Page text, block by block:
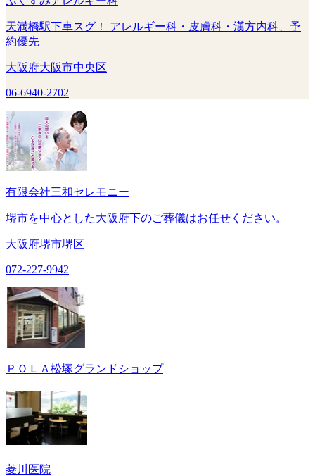
天満橋駅下車スグ！ アレルギー科・皮膚科・漢方内科、予
約優先
大阪府大阪市中央区
06-6940-2702
有限会社三和セレモニー
堺市を中心とした大阪府下のご葬儀はお任せください。
大阪府堺市堺区
072-227-9942
ＰＯＬＡ松塚グランドショップ
菱川医院